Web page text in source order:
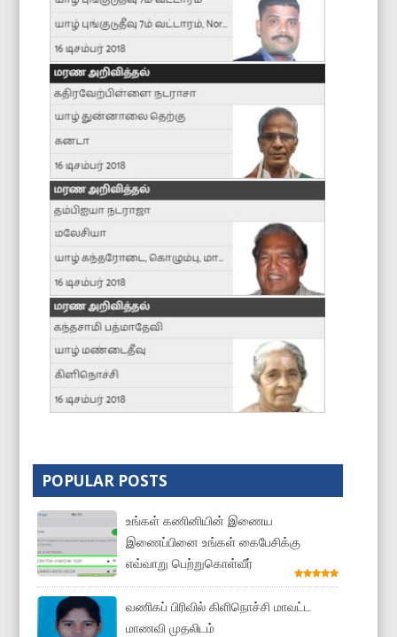
POPULAR POSTS
உங்கள் கணினியின் இணைய
இணைப்பினை உங்கள் கைபேசிக்கு
எவ்வாறு பெற்றுகொள்வீர்
வணிகப் பிரிவில் கிளிநொச்சி மாவட்ட
மாணவி முதலிடம்